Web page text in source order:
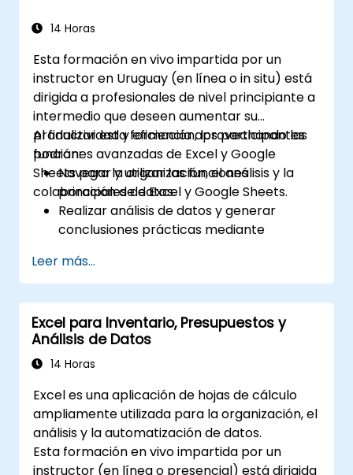
mercado, construir modelos de pronóstico
de herramientas analíticas de Excel para
cálculos financieros complejos e informes.
14 Horas
Esta formación en vivo impartida por un
instructor en Uruguay (en línea o in situ) está
dirigida a profesionales de nivel principiante a
intermedio que deseen aumentar su
productividad y eficiencia aprovechando las
funciones avanzadas de Excel y Google
Sheets para la organización, el análisis y la
colaboración de datos.
Al finalizar esta formación, los participantes
podrán:
Navegar y utilizar las funciones
principales de Excel y Google Sheets.
Realizar análisis de datos y generar
conclusiones prácticas mediante
Colaborar en tiempo real usando Google
Sheets para un trabajo en equipo sin
interrupciones.
Crear plantillas reutilizables para
informes, seguimiento y gestión de
proyectos.
Leer más...
Excel para Inventario, Presupuestos y
Análisis de Datos
14 Horas
Excel es una aplicación de hojas de cálculo
ampliamente utilizada para la organización, el
análisis y la automatización de datos.
Esta formación en vivo impartida por un
instructor (en línea o presencial) está dirigida